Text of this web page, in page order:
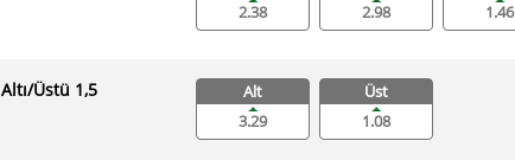
2.38
2.98
1.46
Altı/Üstü 1,5
Alt
3.29
Üst
1.08